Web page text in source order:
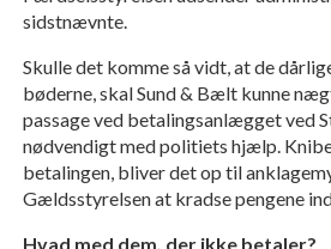
sidstnævnte.
Skulle det komme så vidt, at de
bøderne, skal Sund & Bælt kunne
passage ved betalingsanlægget ved
nødvendigt med politiets hjælp.
betalingen, bliver det op til
Gældsstyrelsen at kradse pengene
Hvad med dem, der ikke betaler?